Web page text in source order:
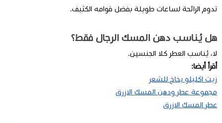
تدوم الرائحة لساعات طويلة بفضل قوامه الكثيف.
هل يُناسب دهن المسك الرجال فقط؟
لا، يُناسب العطر كلا الجنسين.
أقرأ أيضا:
زيت اكليلو بخاخ للشعر
مجموعة عطر ودهن المسك الازرق
عطر المسك الازرق